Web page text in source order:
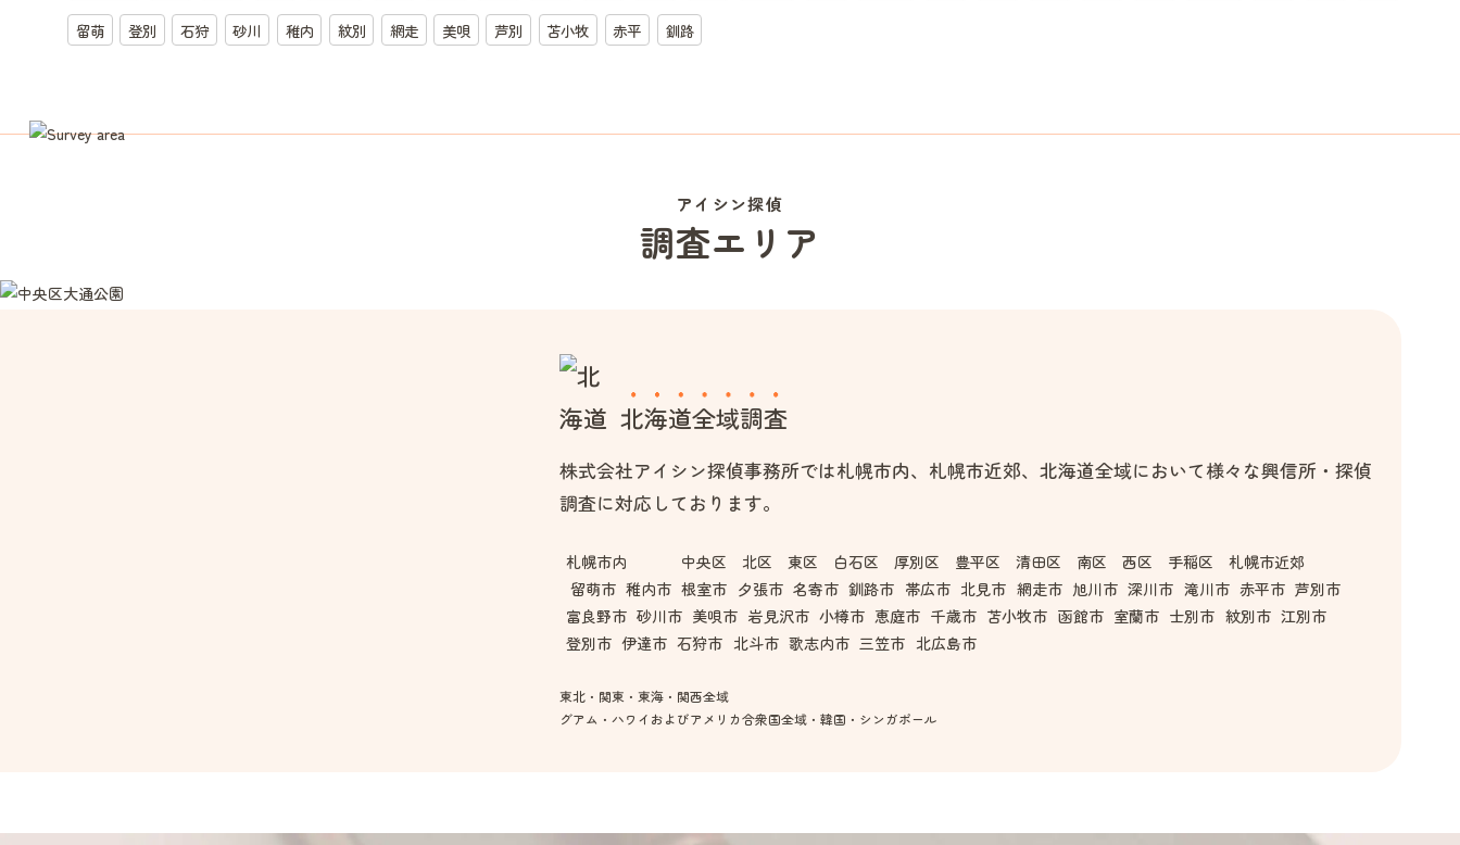
留萌 登別 石狩 砂川 稚内 紋別 網走 美唄 芦別 苫小牧 赤平 釧路
アイシン探偵
調査エリア
北海道全域調査
株式会社アイシン探偵事務所では札幌市内、札幌市近郊、北海道全域において様々な興信所・探偵
調査に対応しております。
札幌市内
中央区 北区 東区 白石区 厚別区 豊平区 清田区 南区 西区 手稲区 札幌市近郊
留萌市 稚内市 根室市 夕張市 名寄市 釧路市 帯広市 北見市 網走市 旭川市 深川市 滝川市 赤平市 芦別市
富良野市 砂川市 美唄市 岩見沢市 小樽市 恵庭市 千歳市 苫小牧市 函館市 室蘭市 士別市 紋別市 江別市
登別市 伊達市 石狩市 北斗市 歌志内市 三笠市 北広島市
東北・関東・東海・関西全域
グアム・ハワイおよびアメリカ合衆国全域・韓国・シンガポール